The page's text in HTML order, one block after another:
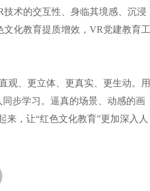
术的交互性、身临其境感、沉浸
化教育提质增效，VR党建教育工
、更立体、更真实、更生动。用
步学习。逼真的场景、动感的画
来，让“红色文化教育”更加深入人